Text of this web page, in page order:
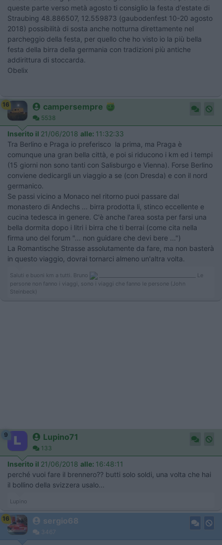
queste parte verso metà agosto ti consiglio la festa d'estate di
Straubing 48.886507, 12.559873 (gaubodenfest 10-20 agosto
2018) possibilità di sosta anche notturna direttamente nel
parcheggio della festa, per quello che ho visto io la più bella
festa della birra della germania con tradizioni più antiche
addirittura di stoccarda.
Obelix
16 campersempre
5538
Inserito il 21/06/2018 alle: 11:32:33
Tra Berlino e Praga io preferisco la prima, ma Praga è
comunque una gran bella città, e poi si riducono i km ed i tempi
(15 giorni non sono tanti con Salisburgo e Vienna). Forse Berlino
conviene dedicargli un viaggio a se (con Dresda) e con il nord
germanico.
Se passi vicino a Monaco nel ritorno puoi passare dal
monastero di Andechs ... birra prodotta li, stinco eccellente e
cucina tedesca in genere. C'è anche l'area sosta per farsi una
bella dormita dopo i litri i birra che ti berrai (come cita nella
firma uno del forum "... non guidare che devi bere ...")
La Romantische Strasse assolutamente da fare, ma non basterà
in questo viaggio, dovrai tornarci almeno un'altra volta.
Saluti e buoni km a tutti. Bruno
_______________________________________ Le
persone non fanno i viaggi, sono i viaggi che fanno le persone (John
Steinbeck)
9 Lupino71
133
Inserito il 21/06/2018 alle: 16:48:11
perché vuoi fare il brennero?? butti solo soldi, una volta che hai
il bollino della svizzera usalo...
Lupino
16 sergio68
3467